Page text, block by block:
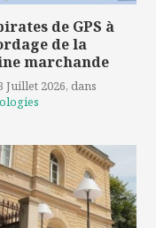
de GPS à
de la
marchande
Juillet 2026, dans